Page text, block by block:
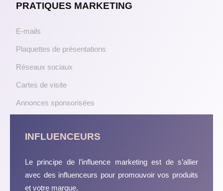
PRATIQUES MARKETING
E-mails
Plaquettes de présentations
Réseaux sociaux
Cartes de visite
Annonces sponsorisées
INFLUENCEURS
Le principe de l’influence marketing est de s’allier
avec des influenceurs pour promouvoir vos produits
et votre marque.